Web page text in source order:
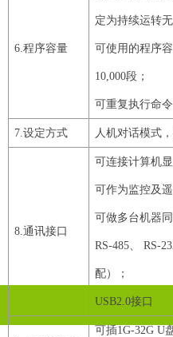
6.程序容量
定为持续运转
可使用的程序
10,000段；
可重复执行命令
7.设定方式 人机对话模式
8.通讯接口
可连接计算机
可作为监控及遥
可做多台机器同
RS-485、 RS-
配）；
USB2.0接口
可插1G-32G U